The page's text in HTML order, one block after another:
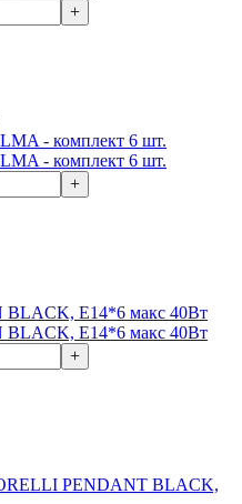
+
- комплект 6 шт.
- комплект 6 шт.
+
BLACK, Е14*6 макс 40Вт
BLACK, Е14*6 макс 40Вт
+
PENDANT BLACK,